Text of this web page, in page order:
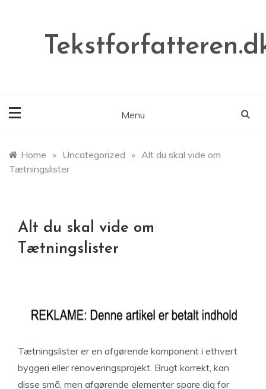
Menu
Home » Uncategorized » Alt du skal vide om
Tætningslister
Alt du skal vide om
Tætningslister
Tætningslister er en afgørende komponent i ethvert
byggeri eller renoveringsprojekt. Brugt korrekt, kan
disse små, men afgørende elementer spare dig for